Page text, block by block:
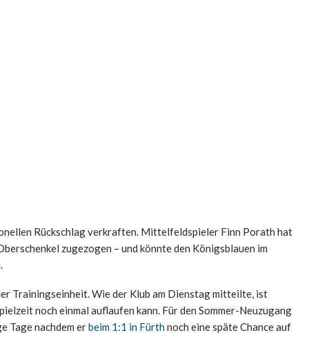
Rückschlag verkraften. Mittelfeldspieler Finn Porath hat
zugezogen – und könnte den Königsblauen im
Trainingseinheit. Wie der Klub am Dienstag mitteilte, ist
noch einmal auflaufen kann. Für den Sommer-Neuzugang
Tage nachdem erbeim 1:1 in Fürthnoch eine späte Chance auf